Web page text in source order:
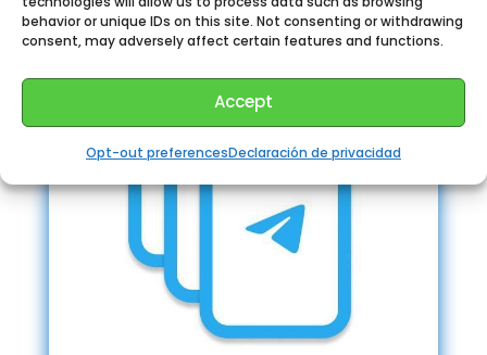
behavior or unique IDs on this site. Not consenting or withdrawing
consent, may adversely affect certain features and functions.
Accept
Opt-out preferencesDeclaración de privacidad